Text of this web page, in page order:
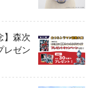
】森次
レゼン